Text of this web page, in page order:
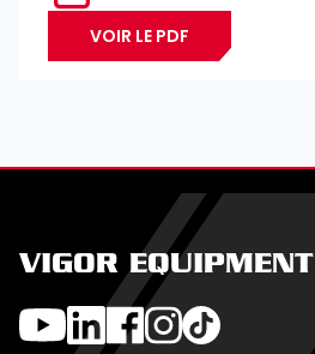
VOIR LE PDF
VIGOR EQUIPMENT